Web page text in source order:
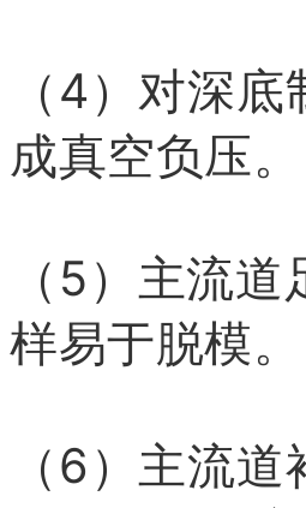
（4）对深
成真空负压。
（5）主流
样易于脱模。
（6）主流